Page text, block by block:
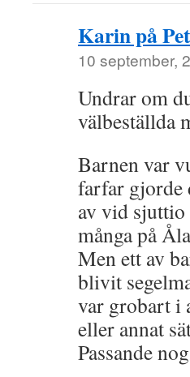
Karin på
10 september,
Undrar om
välbeställda
Barnen var
farfar gjorde
av vid sjuttio
många på
Men ett av
blivit
var grobart i
eller annat
Passande